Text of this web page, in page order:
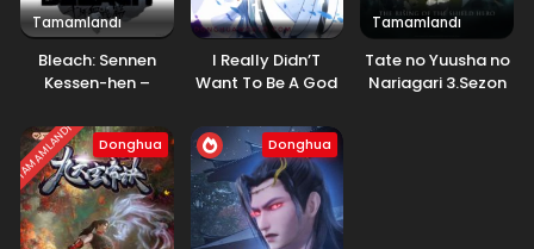
Tamamlandı
Bleach: Sennen
Kessen-hen –
I Really Didn’T
Want To Be A God
Tamamlandı
Tate no Yuusha no
Nariagari 3.Sezon
TAMAMLANDI Donghua Donghua